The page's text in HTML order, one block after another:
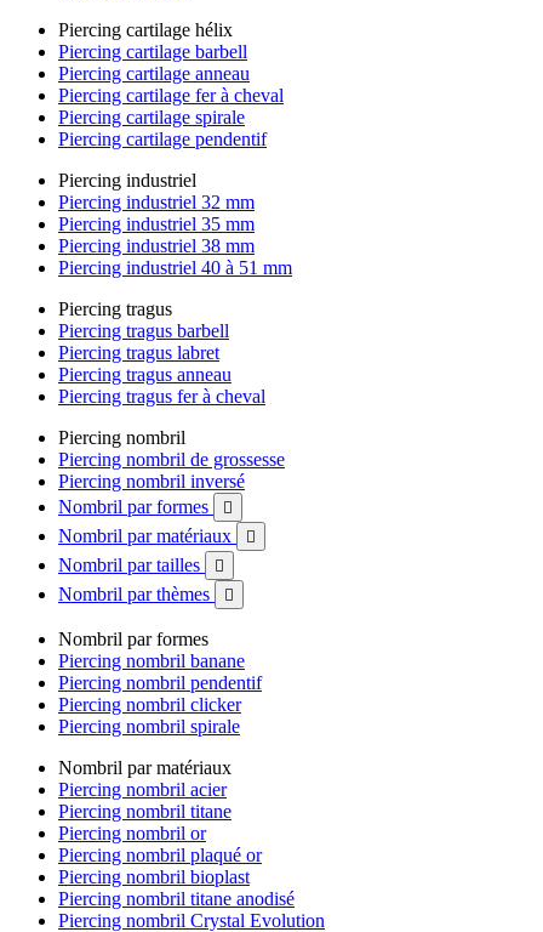
Piercing cartilage hélix
Piercing cartilage barbell
Piercing cartilage anneau
Piercing cartilage fer à cheval
Piercing cartilage spirale
Piercing cartilage pendentif
Piercing industriel
Piercing industriel 32 mm
Piercing industriel 35 mm
Piercing industriel 38 mm
Piercing industriel 40 à 51 mm
Piercing tragus
Piercing tragus barbell
Piercing tragus labret
Piercing tragus anneau
Piercing tragus fer à cheval
Piercing nombril
Piercing nombril de grossesse
Piercing nombril inversé
Nombril par formes

Nombril par matériaux 
Nombril par tailles 
Nombril par thèmes 
Nombril par formes
Piercing nombril banane
Piercing nombril pendentif
Piercing nombril clicker
Piercing nombril spirale
Nombril par matériaux
Piercing nombril acier
Piercing nombril titane
Piercing nombril or
Piercing nombril plaqué or
Piercing nombril bioplast
Piercing nombril titane anodisé
Piercing nombril Crystal Evolution